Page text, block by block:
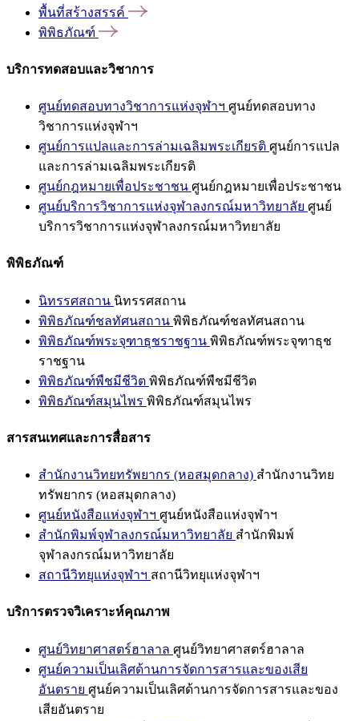
พื้นที่สร้างสรรค์
พิพิธภัณฑ์
บริการทดสอบและวิชาการ
ศูนย์ทดสอบทางวิชาการแห่งจุฬาฯ ศูนย์ทดสอบทาง
วิชาการแห่งจุฬาฯ
ศูนย์การแปลและการล่ามเฉลิมพระเกียรติ ศูนย์การแปล
และการล่ามเฉลิมพระเกียรติ
ศูนย์กฎหมายเพื่อประชาชน ศูนย์กฎหมายเพื่อประชาชน
ศูนย์บริการวิชาการแห่งจุฬาลงกรณ์มหาวิทยาลัย ศูนย์
บริการวิชาการแห่งจุฬาลงกรณ์มหาวิทยาลัย
พิพิธภัณฑ์
นิทรรศสถาน นิทรรศสถาน
พิพิธภัณฑ์ชลทัศนสถาน พิพิธภัณฑ์ชลทัศนสถาน
พิพิธภัณฑ์พระจุฑาธุชราชฐาน พิพิธภัณฑ์พระจุฑาธุช
ราชฐาน
พิพิธภัณฑ์พืชมีชีวิต พิพิธภัณฑ์พืชมีชีวิต
พิพิธภัณฑ์สมุนไพร พิพิธภัณฑ์สมุนไพร
สารสนเทศและการสื่อสาร
สำนักงานวิทยทรัพยากร (หอสมุดกลาง) สำนักงานวิทย
ทรัพยากร (หอสมุดกลาง)
ศูนย์หนังสือแห่งจุฬาฯ ศูนย์หนังสือแห่งจุฬาฯ
สำนักพิมพ์จุฬาลงกรณ์มหาวิทยาลัย สำนักพิมพ์
จุฬาลงกรณ์มหาวิทยาลัย
สถานีวิทยุแห่งจุฬาฯ สถานีวิทยุแห่งจุฬาฯ
บริการตรวจวิเคราะห์คุณภาพ
ศูนย์วิทยาศาสตร์ฮาลาล ศูนย์วิทยาศาสตร์ฮาลาล
ศูนย์ความเป็นเลิศด้านการจัดการสารและของเสีย
อันตราย ศูนย์ความเป็นเลิศด้านการจัดการสารและของ
เสียอันตราย